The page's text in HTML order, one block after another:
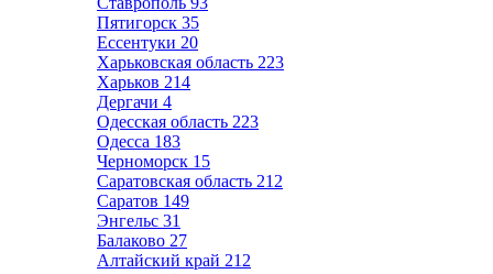
Пятигорск 35
Ессентуки 20
Харьковская область 223
Харьков 214
Дергачи 4
Одесская область 223
Одесса 183
Черноморск 15
Саратовская область 212
Саратов 149
Энгельс 31
Балаково 27
Алтайский край 212